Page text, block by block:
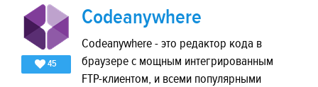
45
Codeanywhere
Codeanywhere - это редактор кода в
браузере с мощным интегрированным
FTP-клиентом, и всеми популярными